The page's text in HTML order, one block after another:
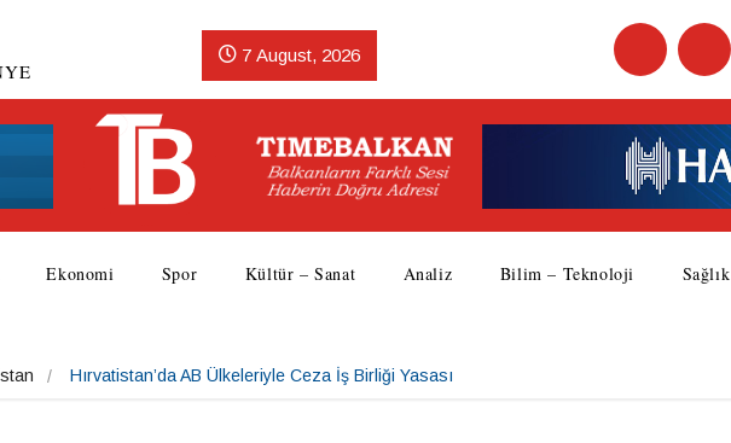
7 August, 2026
Ekonomi Spor Kültür – Sanat Analiz Bilim – Teknoloji Sağlık
Hırvatistan’da AB Ülkeleriyle Ceza İş Birliği Yasası